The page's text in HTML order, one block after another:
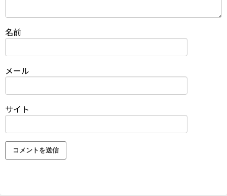
名前
メール
サイト